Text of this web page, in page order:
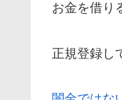
お金を借り
正規登録し